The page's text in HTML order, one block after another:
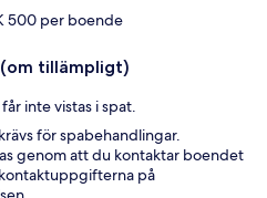
500 per boende
(om tillämpligt)
inte vistas i spat.
för spabehandlingar.
genom att du kontaktar boendet
på